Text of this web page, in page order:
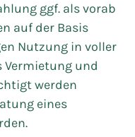
ggf. als vorab
auf der Basis
Nutzung in voller
Vermietung und
werden
eines